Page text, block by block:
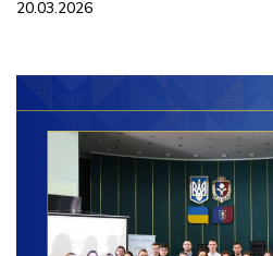
20.03.2026